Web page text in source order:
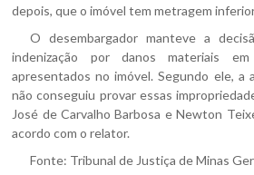
depois, que o imóvel tem metragem
O desembargador manteve a
indenização por danos materiais
apresentados no imóvel. Segundo ele, a
não conseguiu provar essas
José de Carvalho Barbosa e Newton
acordo com o relator.
Fonte: Tribunal de Justiça de Minas